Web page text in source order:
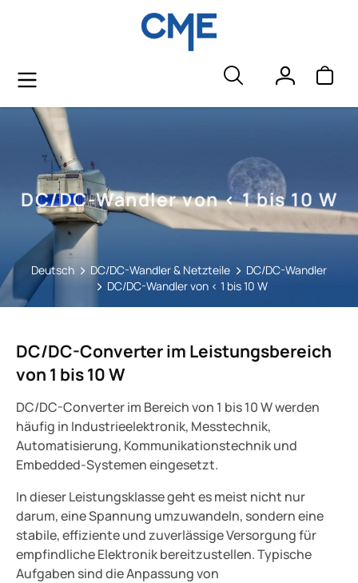
DC/DC-Wandler von < 1 bis 10 W
Deutsch DC/DC-Wandler & Netzteile
DC/DC-Wandler
DC/DC-Wandler von < 1 bis 10 W
DC/DC-Converter im Leistungsbereich
von 1 bis 10 W
DC/DC-Converter im Bereich von 1 bis 10 W werden
häufig in Industrieelektronik, Messtechnik,
Automatisierung, Kommunikationstechnik und
Embedded-Systemen eingesetzt.
In dieser Leistungsklasse geht es meist nicht nur
darum, eine Spannung umzuwandeln, sondern eine
stabile, effiziente und zuverlässige Versorgung für
empfindliche Elektronik bereitzustellen. Typische
Aufgaben sind die Anpassung von